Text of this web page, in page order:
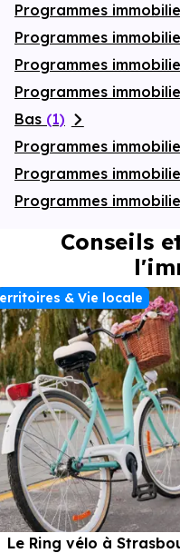
Programmes
Programmes
Programmes
Programmes
Bas (1)
Programmes
Programmes
Programmes
Conseils
& Vie locale
Le Ring vélo à